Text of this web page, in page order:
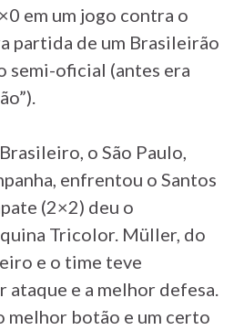
em um jogo contra o
partida de um Brasileirão
semi-oficial (antes era
o São Paulo,
enfrentou o Santos
(2×2) deu o
Tricolor. Müller, do
e o time teve
ataque e a melhor defesa.
melhor botão e um certo